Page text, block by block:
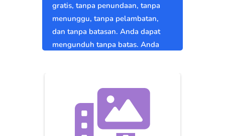
gratis, tanpa penundaan, tanpa
menunggu, tanpa pelambatan,
dan tanpa batasan. Anda dapat
mengunduh tanpa batas. Anda